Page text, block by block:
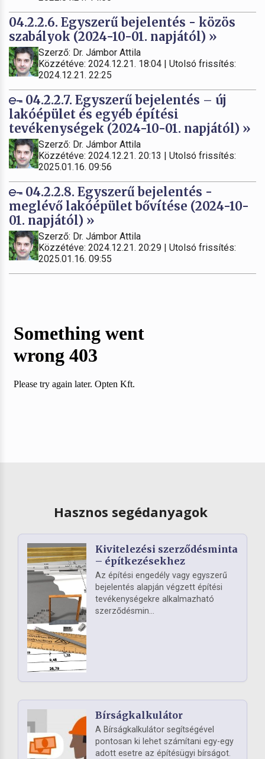
04.2.2.6. Egyszerű bejelentés - közös
szabályok (2024-10-01. napjától) »
Szerző: Dr. Jámbor Attila
Közzétéve: 2024.12.21. 18:04 | Utolsó frissítés:
2024.12.21. 22:25
04.2.2.7. Egyszerű bejelentés – új
lakóépület és egyéb építési
tevékenységek (2024-10-01. napjától) »
Szerző: Dr. Jámbor Attila
Közzétéve: 2024.12.21. 20:13 | Utolsó frissítés:
2025.01.16. 09:56
04.2.2.8. Egyszerű bejelentés -
meglévő lakóépület bővítése (2024-10-
01. napjától) »
Szerző: Dr. Jámbor Attila
Közzétéve: 2024.12.21. 20:29 | Utolsó frissítés:
2025.01.16. 09:55
Hasznos segédanyagok
Kivitelezési szerződésminta
– építkezésekhez
Az építési engedély vagy egyszerű
bejelentés alapján végzett építési
tevékenységekre alkalmazható
szerződésmin...
Bírságkalkulátor
A Bírságkalkulátor segítségével
pontosan ki lehet számítani egy-egy
adott esetre az építésügyi bírságot.